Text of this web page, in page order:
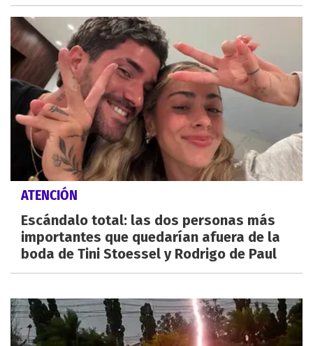
ATENCIÓN
Escándalo total: las dos personas más
importantes que quedarían afuera de la
boda de Tini Stoessel y Rodrigo de Paul